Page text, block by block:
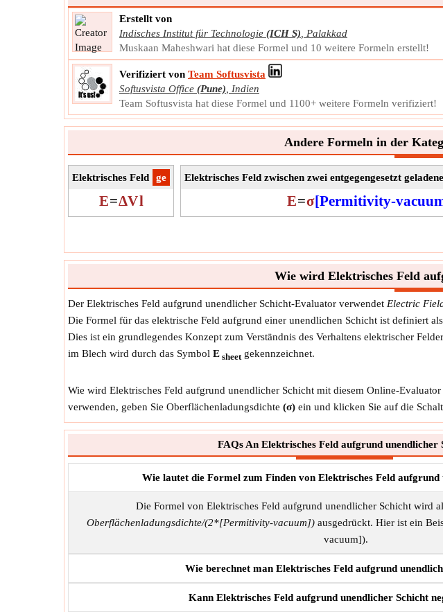
Erstellt von
Indisches Institut für Technologie (ICH S), Palakkad
Muskaan Maheshwari hat diese Formel und 10 weitere Formeln erstellt!
Verifiziert von Team Softusvista
Softusvista Office (Pune), Indien
Team Softusvista hat diese Formel und 1100+ weitere Formeln verifiziert!
Andere Formeln in der
​ge
Elektrisches Feld
E=ΔVl
Elektrisches Feld zwischen zwei entgegengesetzt
E=σ[Permitivity-
Wie wird Elektrisches Feld
Der Elektrisches Feld aufgrund unendlicher Schicht-Evaluator verwendet Electric
Die Formel für das elektrische Feld aufgrund einer unendlichen Schicht ist definiert
Dies ist ein grundlegendes Konzept zum Verständnis des Verhaltens elektrischer
im Blech wird durch das Symbol E sheet gekennzeichnet.
Wie wird Elektrisches Feld aufgrund unendlicher Schicht mit diesem Online-
verwenden, geben Sie Oberflächenladungsdichte (σ) ein und klicken Sie auf die
FAQs An Elektrisches Feld aufgrund unendlicher
Wie lautet die Formel zum Finden von Elektrisches Feld aufgrund
Die Formel von Elektrisches Feld aufgrund unendlicher Schicht wird
Oberflächenladungsdichte/(2*[Permitivity-vacuum])ausgedrückt. Hier ist ein
vacuum]).
Wie berechnet man Elektrisches Feld aufgrund
Kann Elektrisches Feld aufgrund unendlicher Schicht